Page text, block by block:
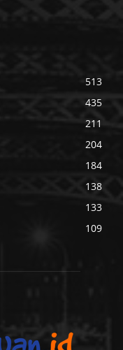
513
435
211
204
184
138
133
109